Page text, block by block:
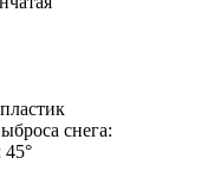
снега:
45°